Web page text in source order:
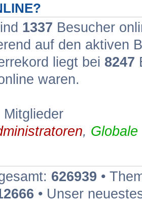
1337 Besucher
auf den aktiven
liegt bei 8247
waren.
Mitglieder
,
626939 •
• Unser